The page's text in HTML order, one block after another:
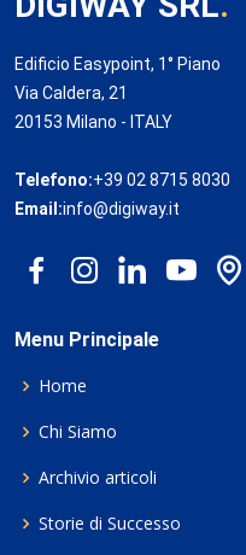
Edificio Easypoint, 1° Piano
Via Caldera, 21
20153 Milano - ITALY
Telefono:+39 02 8715 8030
Email:info@digiway.it
Menu Principale
Home
Chi Siamo
Archivio articoli
Storie di Successo